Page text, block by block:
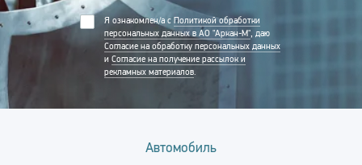
Я ознакомлен/а с Политикой обработки
персональных данных в АО "Аркан-М", даю
Согласие на обработку персональных данных
и Согласие на получение рассылок и
рекламных материалов.
Автомобиль